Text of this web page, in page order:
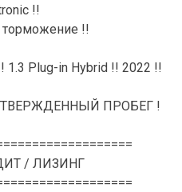
!!
торможение !!
1.3 Plug-in Hybrid !! 2022 !!
ПРОБЕГ !
/ ЛИЗИНГ